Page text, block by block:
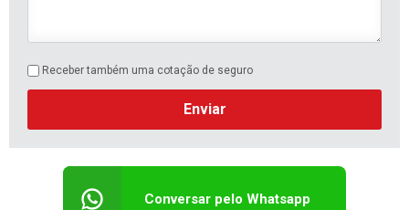
Receber também uma cotação de seguro
Enviar
Conversar pelo Whatsapp